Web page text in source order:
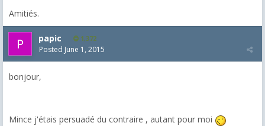
Amitiés.
papic 1,372
Posted June 1, 2015
bonjour,
Mince j'étais persuadé du contraire , autant pour moi